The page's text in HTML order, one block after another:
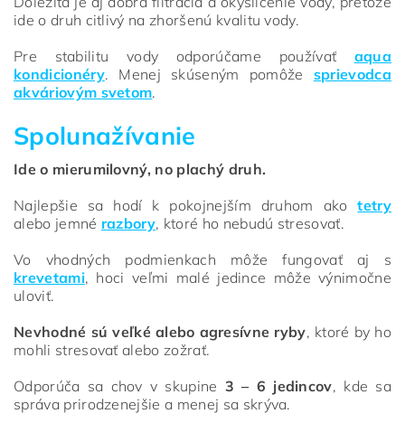
ide o druh citlivý na zhoršenú kvalitu vody.
Pre stabilitu vody odporúčame používať aqua
kondicionéry. Menej skúseným pomôže sprievodca
akváriovým svetom.
Spolunažívanie
Ide o mierumilovný, no plachý druh.
Najlepšie sa hodí k pokojnejším druhom akotetry
alebo jemné razbory, ktoré ho nebudú stresovať.
Vo vhodných podmienkach môže fungovať aj s
krevetami, hoci veľmi malé jedince môže výnimočne
uloviť.
Nevhodné sú veľké alebo agresívne ryby, ktoré by ho
mohli stresovať alebo zožrať.
Odporúča sa chov v skupine 3 – 6 jedincov, kde sa
správa prirodzenejšie a menej sa skrýva.